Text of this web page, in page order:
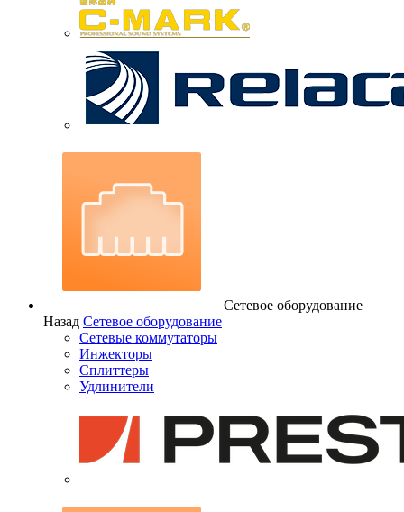
Сетевое оборудование
Назад Сетевое оборудование
Сетевые коммутаторы
Инжекторы
Сплиттеры
Удлинители